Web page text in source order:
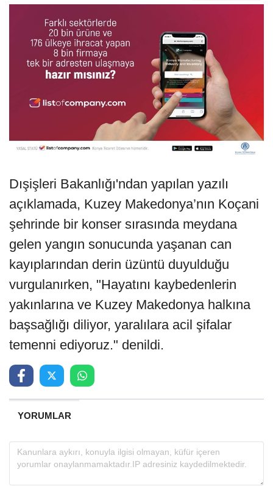
Dışişleri Bakanlığı'ndan yapılan yazılı
açıklamada, Kuzey Makedonya’nın Koçani
şehrinde bir konser sırasında meydana
gelen yangın sonucunda yaşanan can
kayıplarından derin üzüntü duyulduğu
vurgulanırken, "Hayatını kaybedenlerin
yakınlarına ve Kuzey Makedonya halkına
başsağlığı diliyor, yaralılara acil şifalar
temenni ediyoruz." denildi.
YORUMLAR